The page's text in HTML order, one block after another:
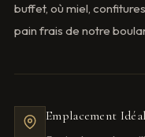
buffet, où miel,
pain frais de notre
Emplacement Idéal